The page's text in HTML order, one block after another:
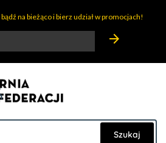
bądź na bieżąco i bierz udział w promocjach!
arrow_forward
Szukaj